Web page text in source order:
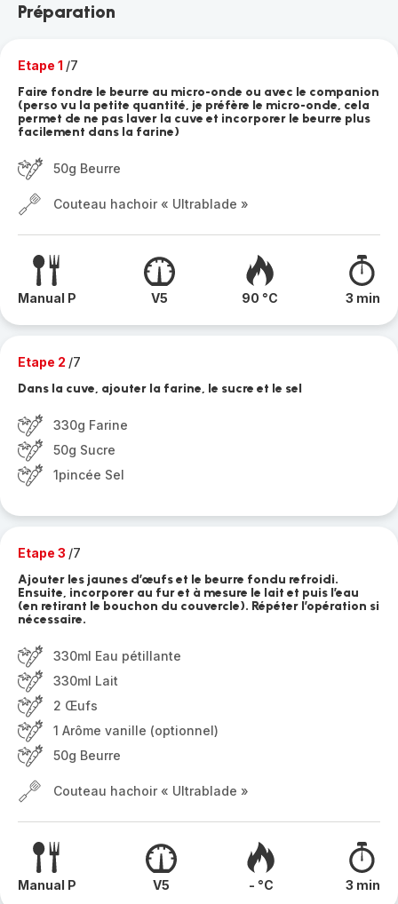
Préparation
Etape 1 /7
Faire fondre le beurre au micro-onde ou avec le companion
(perso vu la petite quantité, je préfère le micro-onde, cela
permet de ne pas laver la cuve et incorporer le beurre plus
facilement dans la farine)
50g Beurre
Couteau hachoir « Ultrablade »
Manual P V5 90 °C 3 min
Etape 2 /7
Dans la cuve, ajouter la farine, le sucre et le sel
330g Farine
50g Sucre
1pincée Sel
Etape 3 /7
Ajouter les jaunes d’œufs et le beurre fondu refroidi.
Ensuite, incorporer au fur et à mesure le lait et puis l’eau
(en retirant le bouchon du couvercle). Répéter l’opération si
nécessaire.
330ml Eau pétillante
330ml Lait
2 Œufs
1 Arôme vanille (optionnel)
50g Beurre
Couteau hachoir « Ultrablade »
Manual P V5 - °C 3 min